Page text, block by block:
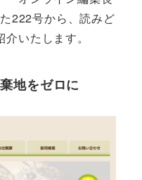
222号から、読みど
いたします。
地をゼロに